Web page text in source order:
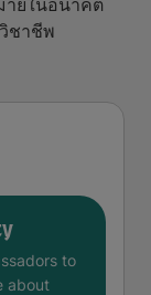
ายในอนาคต
ชาชีพ
to
about